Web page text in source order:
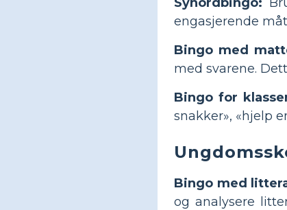
engasjerende
Bingo med
med svarene.
Bingo for
snakker», «hjelp
Bingo med
og analysere